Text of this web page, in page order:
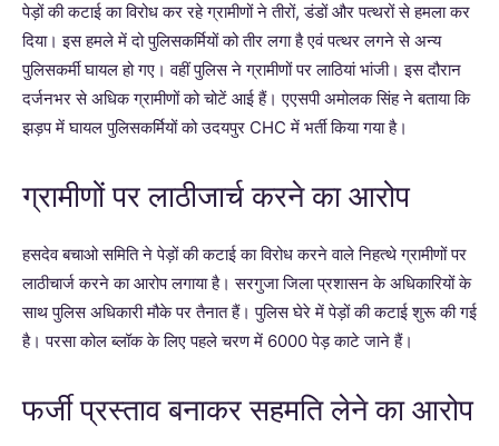
पेड़ों की कटाई का विरोध कर रहे ग्रामीणों ने तीरों, डंडों और पत्थरों से हमला कर
दिया। इस हमले में दो पुलिसकर्मियों को तीर लगा है एवं पत्थर लगने से अन्य
पुलिसकर्मी घायल हो गए। वहीं पुलिस ने ग्रामीणों पर लाठियां भांजी। इस दौरान
दर्जनभर से अधिक ग्रामीणों को चोटें आई हैं। एएसपी अमोलक सिंह ने बताया कि
झड़प में घायल पुलिसकर्मियों को उदयपुर CHC में भर्ती किया गया है।
ग्रामीणों पर लाठीजार्च करने का आरोप
हसदेव बचाओ समिति ने पेड़ों की कटाई का विरोध करने वाले निहत्थे ग्रामीणों पर
लाठीचार्ज करने का आरोप लगाया है। सरगुजा जिला प्रशासन के अधिकारियों के
साथ पुलिस अधिकारी मौके पर तैनात हैं। पुलिस घेरे में पेड़ों की कटाई शुरू की गई
है। परसा कोल ब्लॉक के लिए पहले चरण में 6000 पेड़ काटे जाने हैं।
फर्जी प्रस्ताव बनाकर सहमति लेने का आरोप